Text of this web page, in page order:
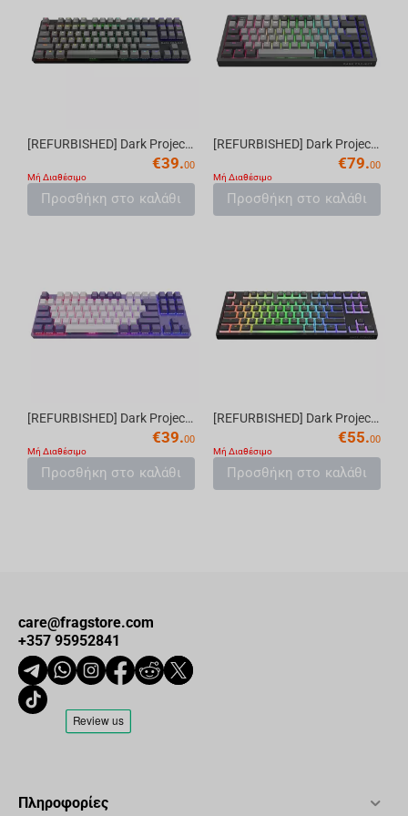
[REFURBISHED] Dark Project One KD87A Black - Gateron Mech. Red RGB (ENG)
€39.00
Μή Διαθέσιμο
Προσθήκη στο καλάθι
[REFURBISHED] Dark Project KD83A Black / Cloud Grey - Gateron Cap Teal RGB (ENG)
€79.00
Μή Διαθέσιμο
Προσθήκη στο καλάθι
[REFURBISHED] Dark Project One KD87A Violet/White - G3MS Mech. RGB (ENG)
€39.00
Μή Διαθέσιμο
Προσθήκη στο καλάθι
[REFURBISHED] Dark Project One KD87A Pudding Black - Gateron Mech. Yellow RGB (ENG)
€55.00
Μή Διαθέσιμο
Προσθήκη στο καλάθι
care@fragstore.com
+357 95952841
Πληροφορίες